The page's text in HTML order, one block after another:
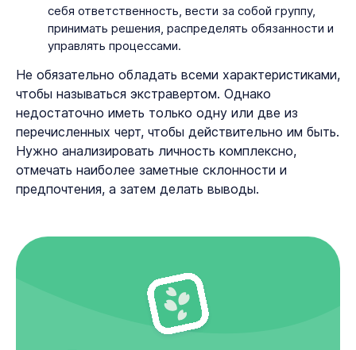
себя ответственность, вести за собой группу,
принимать решения, распределять обязанности и
управлять процессами.
Не обязательно обладать всеми характеристиками,
чтобы называться экстравертом. Однако
недостаточно иметь только одну или две из
перечисленных черт, чтобы действительно им быть.
Нужно анализировать личность комплексно,
отмечать наиболее заметные склонности и
предпочтения, а затем делать выводы.